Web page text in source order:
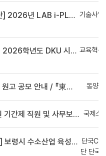
프로그램 과제 공고(~10.9.(금)까지)
기술사업
니처 교수법 적용 교과목 개발 신청 안내
교육혁신
启事 / Call for Papers : The Oriental Studies, the 105th Issue 동양
직원 및 사무보조원 채용 공고 국제스
육성을 위한 기업 지원사업 모집공고
단국C-
단 단국